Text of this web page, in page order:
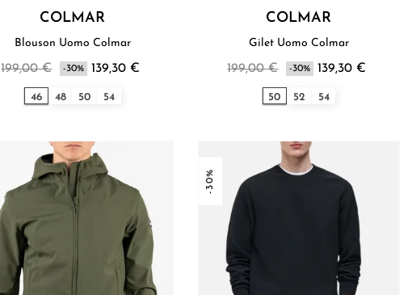
COLMAR
Blouson Uomo Colmar
199,00 € -30% 139,30 €
46 48 50 54
COLMAR
Gilet Uomo Colmar
199,00 € -30% 139,30 €
50 52 54
-30%